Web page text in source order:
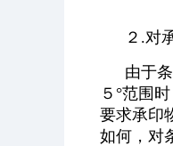
２.对
由于
５°范围
要求承印
如何，对